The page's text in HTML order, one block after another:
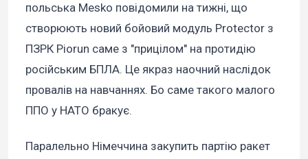
польська Mesko повідомили на тижні, що
створюють новий бойовий модуль Protector з
ПЗРК Piorun саме з "прицілом" на протидію
російським БПЛА. Це якраз наочний наслідок
провалів на навчаннях. Бо саме такого малого
ППО у НАТО бракує.
Паралельно Німеччина закупить партію ракет